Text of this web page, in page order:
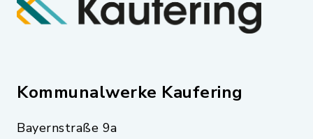
Kommunalwerke Kaufering
Bayernstraße 9a